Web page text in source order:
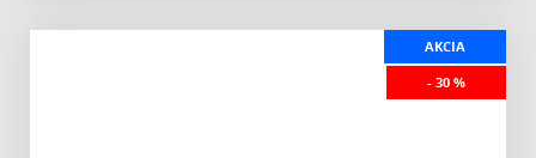
AKCIA
- 30 %